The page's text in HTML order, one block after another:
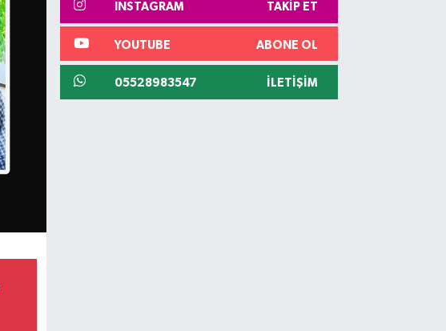
INSTAGRAM TAKIP ET
YOUTUBE ABONE OL
05528983547 İLETIŞIM